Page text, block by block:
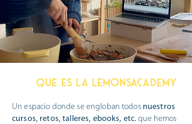
QUE ES LA Lemonsacademy
Un espacio donde se engloban todos nuestros
cursos, retos, talleres, ebooks, etc. que hemos